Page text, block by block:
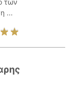
των
...